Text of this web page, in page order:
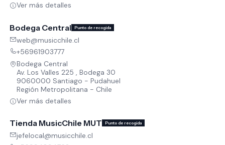
Ver más detalles
Bodega Central Punto de recogida
web@musicchile.cl
+56961903777
Bodega Central
Av. Los Valles 225 , Bodega 30
9060000 Santiago - Pudahuel
Región Metropolitana - Chile
Ver más detalles
Tienda MusicChile MUT Punto de recogida
jefelocal@musicchile.cl